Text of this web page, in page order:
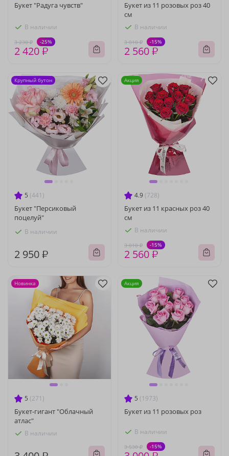
Букет "Радуга чувств"
В наличии
3 230 ₽ -25%
2 420 ₽
Букет из 11 розовых роз 40
см
В наличии
3 010 ₽ -15%
2 560 ₽
5 (441)
Букет "Персиковый
поцелуй"
В наличии
2 950 ₽
Крупный бутон
4.9 (728)
Букет из 11 красных роз 40
см
В наличии
3 010 ₽ -15%
2 560 ₽
Акция
5 (271)
Букет-гигант "Облачный
атлас"
В наличии
Новинка
5 (1973)
Букет из 11 розовых роз
В наличии
3 530 ₽ -15%
Акция